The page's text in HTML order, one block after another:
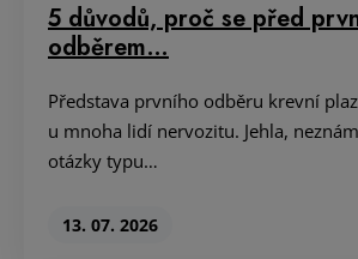
5 důvodů, proč se před
odběrem…
Představa prvního odběru krevní
u mnoha lidí nervozitu. Jehla,
otázky typu…
13. 07. 2026